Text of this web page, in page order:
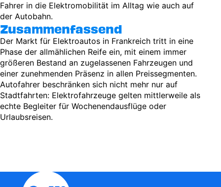
Fahrer in die Elektromobilität im Alltag wie auch auf
der Autobahn.
Zusammenfassend
Der Markt für Elektroautos in Frankreich tritt in eine
Phase der allmählichen Reife ein, mit einem immer
größeren Bestand an zugelassenen Fahrzeugen und
einer zunehmenden Präsenz in allen Preissegmenten.
Autofahrer beschränken sich nicht mehr nur auf
Stadtfahrten: Elektrofahrzeuge gelten mittlerweile als
echte Begleiter für Wochenendausflüge oder
Urlaubsreisen.